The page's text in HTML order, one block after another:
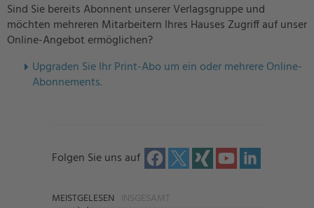
Sind Sie bereits Abonnent unserer Verlagsgruppe und
möchten mehreren Mitarbeitern Ihres Hauses Zugriff auf unser
Online-Angebot ermöglichen?
Upgraden Sie Ihr Print-Abo um ein oder mehrere Online-
Abonnements.
Folgen Sie uns auf
MEISTGELESEN INSGESAMT